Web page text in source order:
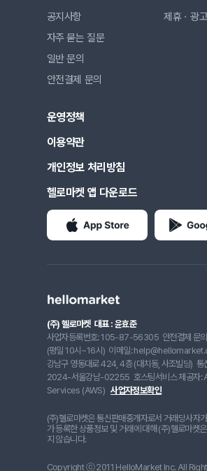
공지사항
자주 묻는 질문
일반 문의
안전결제 문의
제휴ㆍ광
운영정책
이용약관
개인정보 처리방침
헬로마켓 앱 다운로드
(주) 헬로마켓 대표 : 윤효준
사업자등록번호: 105-87-56305 안전결제
(평일 10시~16시) 이메일:
강남구 영동대로 424, 4층 (대치동, 사조빌딩) 통
2024-서울강남-02255 호스팅서비스 제공
Services (AWS) 사업자정보확인
(주)헬로마켓은 통신판매중개자로서 거래당사자
가 등록한 상품정보 및 거래에 대해 (주)헬로마켓
지 않습니다.
Copyright ⓒ 2011 HelloMarket Inc. All